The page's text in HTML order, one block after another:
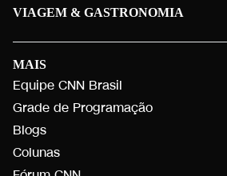
MAIS
Equipe CNN Brasil
Grade de Programação
Blogs
Colunas
VIAGEM & GASTRONOMIA